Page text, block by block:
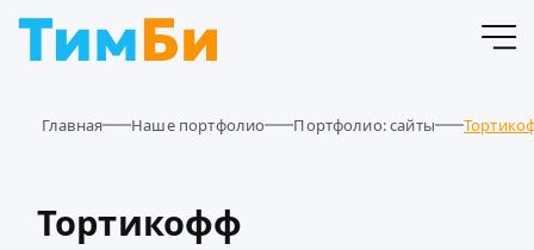
Главная Наше портфолио Портфолио: сайты
Тортикофф